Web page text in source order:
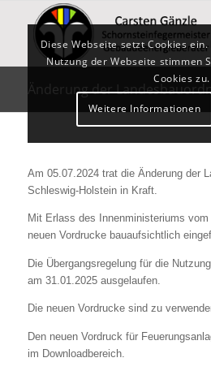
Änderung der
Am 05.07.2024 trat die Änderung der
Schleswig-Holstein in Kraft.
Mit Erlass des Innenministeriums
neuen Vordrucke bauaufsichtlich
Die Übergangsregelung für die
am 31.01.2025 ausgelaufen.
Die neuen Vordrucke sind zu
Den neuen Vordruck für
im Downloadbereich.
Diese Webseite setzt Cookies
Nutzung der Webseite stimmen
Cookies zu.
Weitere Informationen